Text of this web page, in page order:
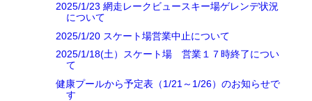
2025/1/23 網走レークビュースキー場ゲレンデ状況
について
2025/1/20 スケート場営業中止について
2025/1/18(土）スケート場 営業１７時終了につい
て
健康プールから予定表（1/21～1/26）のお知らせで
す